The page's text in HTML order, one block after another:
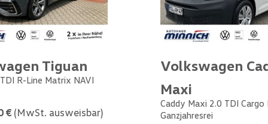
Tiguan
R-Line Matrix NAVI
€ (MwSt. ausweisbar)
Volkswagen
Maxi
Caddy Maxi 2.0 TDI Cargo
Ganzjahresrei